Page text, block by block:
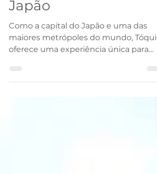
Tóquio: aprenda
japonês na capital do
Japão
maiores metrópoles do mundo, Tóquio